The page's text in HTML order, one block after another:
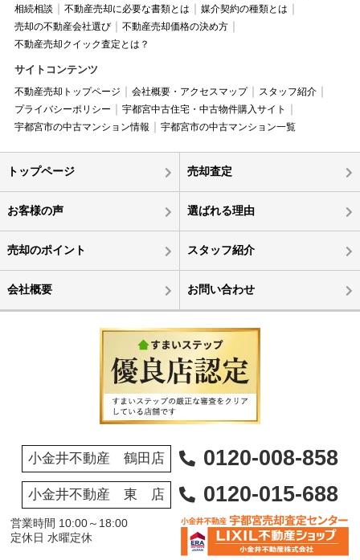
相続相談
不動産売却に必要な書類とは
媒介契約の種類とは
売却の不動産会社選び
不動産売却価格の決め方
不動産売却クイック査定とは？
サイトコンテンツ
不動産売却トップページ 会社概要・アクセスマップ
スタッフ紹介
プライバシーポリシー
宇都宮中古住宅・中古物件購入サイト
宇都宮市の中古マンション情報
宇都宮市の中古マンション一覧
トップページ 売却査定
お客様の声 選ばれる理由
売却のポイント スタッフ紹介
会社概要 お問い合わせ
小金井不動産 鶴田店 0120-008-858
小金井不動産 東 店 0120-015-688
営業時間 10:00～18:00
定休日 水曜定休